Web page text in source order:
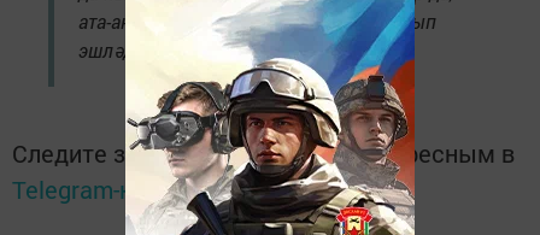
ата-аналар да биремнәрне бик тырышып
эшләделәр.
Следите за самым важным и интересным в
Telegram-каналеТатмедиа